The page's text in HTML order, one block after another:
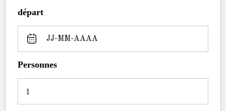
départ
Personnes
1